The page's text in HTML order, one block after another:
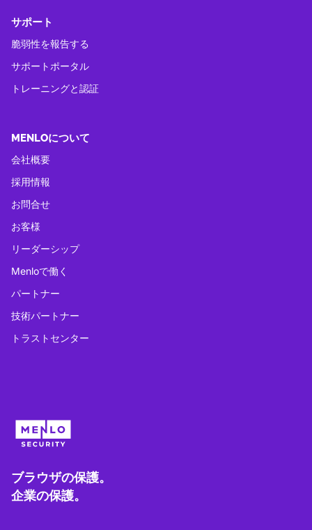
サポート
脆弱性を報告する
サポートポータル
トレーニングと認証
MENLOについて
会社概要
採用情報
お問合せ
お客様
リーダーシップ
Menloで働く
パートナー
技術パートナー
トラストセンター
ブラウザの保護。
企業の保護。